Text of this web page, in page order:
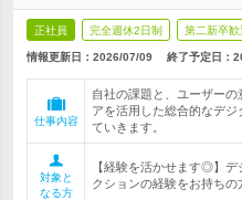
正社員 完全週休2日制 第二新卒歓
情報更新日：2026/07/09 終了予定日：
仕事内容
自社の課題と、ユーザー
アを活用した総合的なデ
ていきます。
対象と
なる方
【経験を活かせます◎】
クションの経験をお持ちの